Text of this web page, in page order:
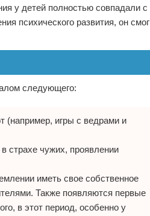
у детей полностью совпадали с
психического развития, он смог
следующего:
(например, игры с ведрами и
страхе чужих, проявлении
иметь свое собственное
Также появляются первые
в этот период, особенно у